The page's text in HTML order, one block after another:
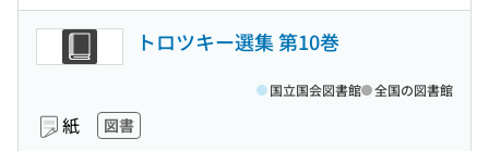
トロツキー選集 第10巻
紙 図書
国立国会図書館 全国の図書館